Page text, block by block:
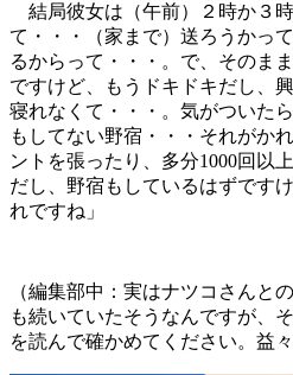
結局彼女は（午前）２時か３
て・・・（家まで）送ろうかっ
るからって・・・。で、そのま
ですけど、もうドキドキだし、
寝れなくて・・・。気がついた
もしてない野宿・・・それがか
ントを張ったり、多分1000回以
だし、野宿もしているはずです
れですね」
（編集部中：実はナツコさんと
も続いていたそうなんですが、
を読んで確かめてください。益